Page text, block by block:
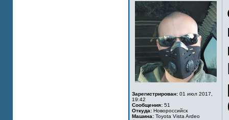
Зарегистрирован: 01 июл 2017,
19:42
Сообщения: 51
Откуда: Новороссийск
Машина: Toyota Vista Ardeo